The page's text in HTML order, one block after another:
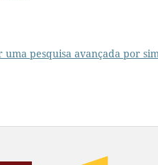
uma pesquisa avançada por